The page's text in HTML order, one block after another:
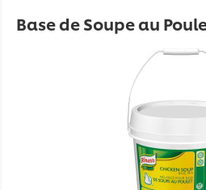
Base de Soupe au